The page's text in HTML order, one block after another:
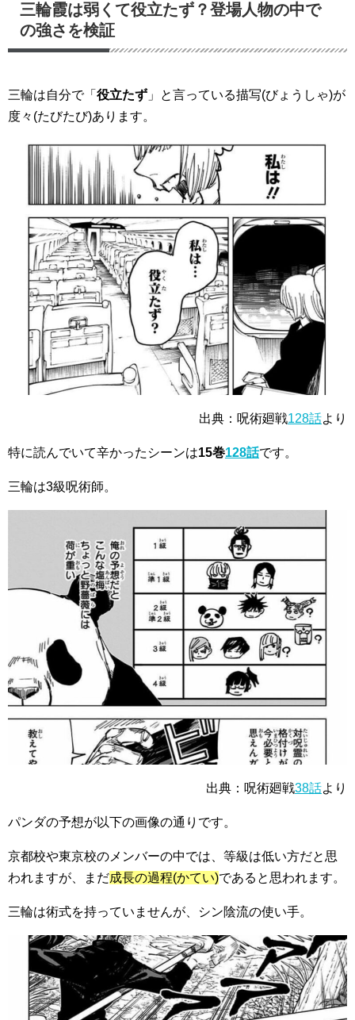
三輪霞は弱くて役立たず？登場人物の中で
の強さを検証
三輪は自分で「 役立たず 」と言っている描写(びょうしゃ)が
度々(たびたび)あります。
出典：呪術廻戦128話より
特に読んでいて辛かったシーンは15巻128話です。
三輪は3級呪術師。
出典：呪術廻戦38話より
パンダの予想が以下の画像の通りです。
京都校や東京校のメンバーの中では、等級は低い方だと思
われますが、まだ成長の過程(かてい)であると思われます。
三輪は術式を持っていませんが、 シン陰流の使い手。